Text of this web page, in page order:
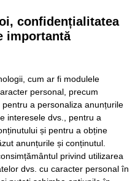
8 august
serile de acasă, fără
patru pe mașini, la
confidențialitatea
importantă
cum ar fi modulele
personal, precum
a personaliza anunțurile
interesele dvs., pentru a
și pentru a obține
anunțurile și conținutul.
privind utilizarea
dvs. cu caracter personal în